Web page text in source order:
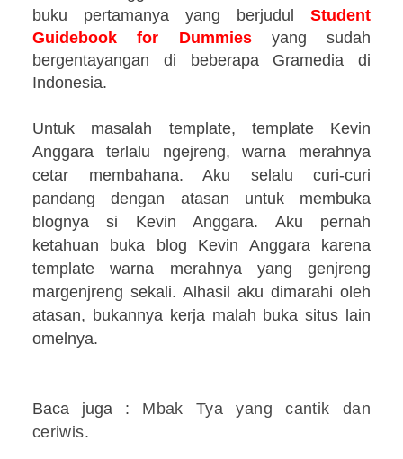
buku pertamanya yang berjudul Student
Guidebook for Dummiesyang sudah
bergentayangan di beberapa Gramedia di
Indonesia.
Untuk masalah template, template Kevin
Anggara terlalu ngejreng, warna merahnya
cetar membahana. Aku selalu curi-curi
pandang dengan atasan untuk membuka
blognya si Kevin Anggara. Aku pernah
ketahuan buka blog Kevin Anggara karena
template warna merahnya yang genjreng
margenjreng sekali. Alhasil aku dimarahi oleh
atasan, bukannya kerja malah buka situs lain
omelnya.
Baca juga : Mbak Tya yang cantik dan
ceriwis.